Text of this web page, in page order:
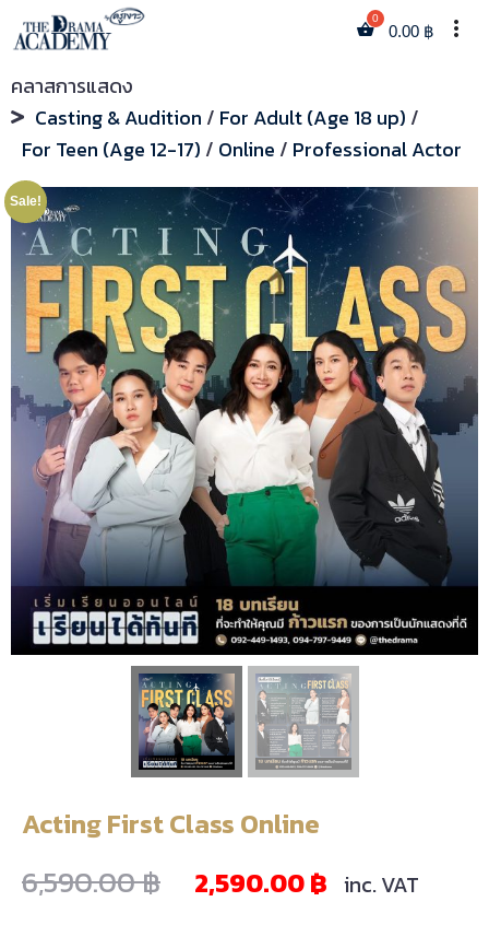
0.00 ฿ more_vert
คลาสการแสดง
Casting & Audition / For Adult (Age 18 up) /
For Teen (Age 12-17) / Online / Professional Actor
Sale!
Acting First Class Online
6,590.00฿ 2,590.00฿ inc. VAT